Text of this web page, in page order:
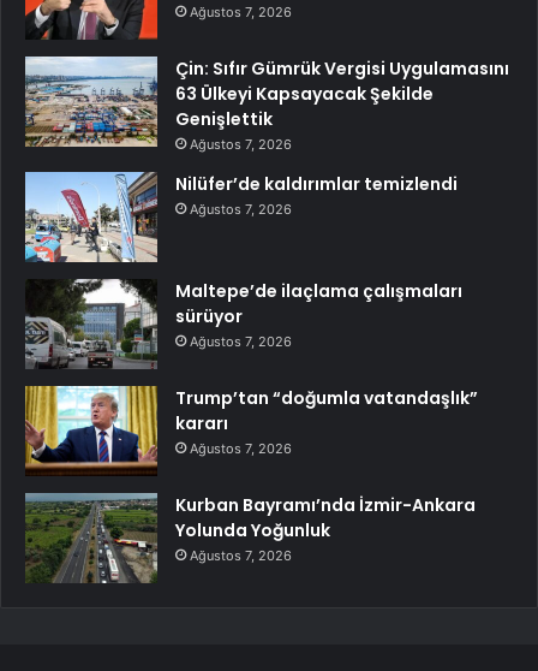
Ağustos 7, 2026
Çin: Sıfır Gümrük Vergisi Uygulamasını
63 Ülkeyi Kapsayacak Şekilde
Genişlettik
Ağustos 7, 2026
Nilüfer’de kaldırımlar temizlendi
Ağustos 7, 2026
Maltepe’de ilaçlama çalışmaları
sürüyor
Ağustos 7, 2026
Trump’tan “doğumla vatandaşlık”
kararı
Ağustos 7, 2026
Kurban Bayramı’nda İzmir-Ankara
Yolunda Yoğunluk
Ağustos 7, 2026